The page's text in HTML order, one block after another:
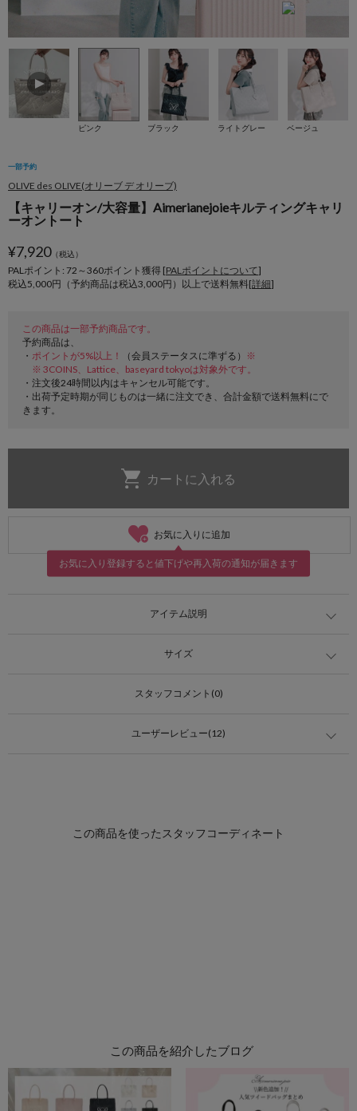
ピンク ブラック ライトグレー ベージュ
一部予約
OLIVE des OLIVE(オリーブ デ オリーブ)
【キャリーオン/大容量】Aimerianejoieキルティングキャリ
ーオントート
¥7,920（税込）
PALポイント: 72 ～360ポイント獲得 [PALポイントについて]
税込5,000円（予約商品は税込3,000円）以上で送料無料[詳細]
この商品は一部予約商品です。
予約商品は、
・ ポイントが5%以上！ （会員ステータスに準ずる）
※
※ 3COINS、Lattice、baseyard tokyoは対象外です。
・注文後24時間以内はキャンセル可能です。
・出荷予定時期が同じものは一緒に注文でき、合計金額で送料無料にで
きます。
お気に入りに追加
お気に入り登録すると値下げや再入荷の通知が届きます
アイテム説明
サイズ
スタッフコメント(0)
ユーザーレビュー(12)
この商品を紹介したブログ